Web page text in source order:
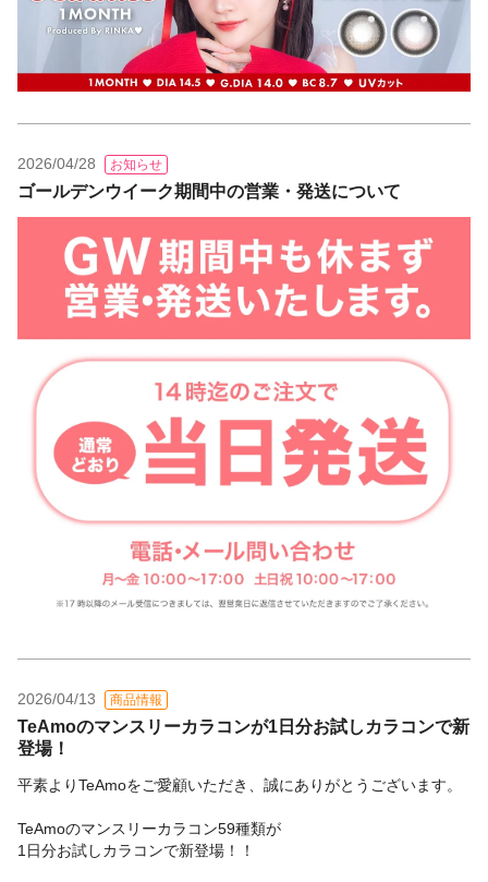
2026/04/28 お知らせ
ゴールデンウイーク期間中の営業・発送について
2026/04/13 商品情報
TeAmoのマンスリーカラコンが1日分お試しカラコンで新
登場！
平素よりTeAmoをご愛顧いただき、誠にありがとうございます。
TeAmoのマンスリーカラコン59種類が
1日分お試しカラコンで新登場！！